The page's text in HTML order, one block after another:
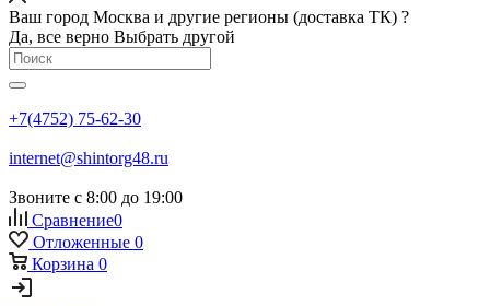
Ваш город Москва и другие регионы (доставка ТК) ?
Да, все верно Выбрать другой
+7(4752) 75-62-30
internet@shintorg48.ru
Звоните с 8:00 до 19:00
Сравнение0
Отложенные 0
Корзина 0